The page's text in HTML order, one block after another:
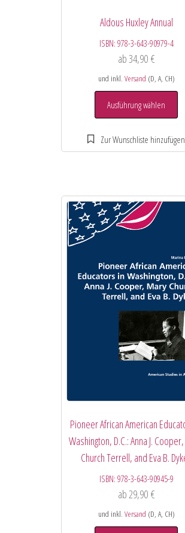
Aldous Huxley Annual
ISBN: 978-3-643-90979-4
ab34,90 €
und inkl. Versand (D, A, CH)
Ausführung wählen
Pioneer African American
Washington, D.C.: Anna J.
Church Terrell, and Eva B.
ISBN: 978-3-643-90945-9
ab 29,90 €
und inkl. Versand (D, A, CH)